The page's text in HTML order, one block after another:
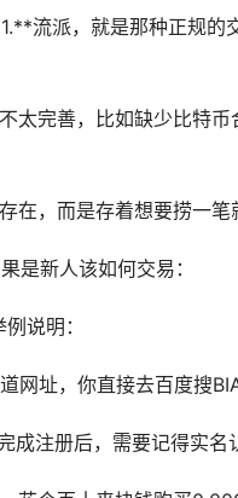
流派，就是那种正规的
太完善，比如缺少比特
，而是存着想要捞一笔
是新人该如何交易：
说明：
网址，你直接去百度搜
注册后，需要记得实名